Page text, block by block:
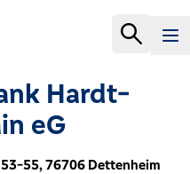
Hardt-
eG
55,76706 Dettenheim